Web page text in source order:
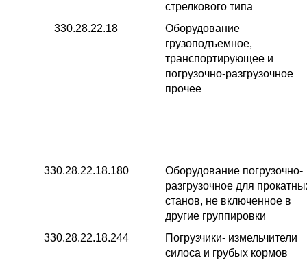
стрелкового типа
330.28.22.18
Оборудование
грузоподъемное,
транспортирующее и
погрузочно-разгрузочное
прочее
330.28.22.18.180
Оборудование погрузочно-
разгрузочное для
станов, не включенное в
другие группировки
330.28.22.18.244
Погрузчики- измельчители
силоса и грубых кормов